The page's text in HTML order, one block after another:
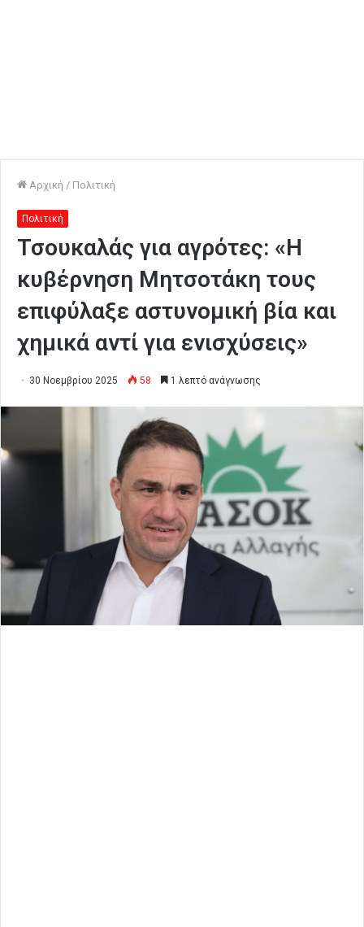
Αρχική / Πολιτική
Πολιτική
Τσουκαλάς για αγρότες: «Η
κυβέρνηση Μητσοτάκη τους
επιφύλαξε αστυνομική βία και
χημικά αντί για ενισχύσεις»
30 Νοεμβρίου 2025 58 1 λεπτό ανάγνωσης